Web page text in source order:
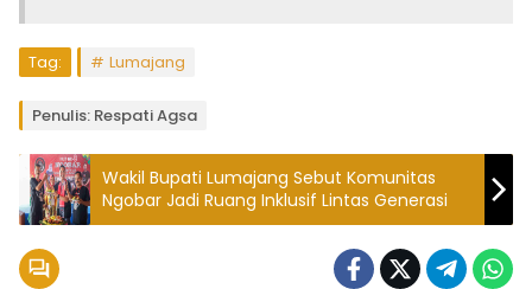
Tag: Lumajang
Penulis: Respati Agsa
Wakil Bupati Lumajang Sebut Komunitas
Ngobar Jadi Ruang Inklusif Lintas Generasi